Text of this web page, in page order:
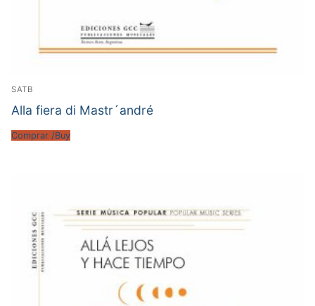
SATB
Alla fiera di Mastr´andré
Comprar /Buy